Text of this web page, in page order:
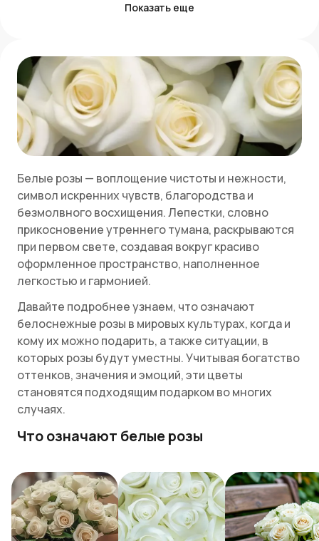
Показать еще
Белые розы — воплощение чистоты и нежности,
символ искренних чувств, благородства и
безмолвного восхищения. Лепестки, словно
прикосновение утреннего тумана, раскрываются
при первом свете, создавая вокруг красиво
оформленное пространство, наполненное
легкостью и гармонией.
Давайте подробнее узнаем, что означают
белоснежные розы в мировых культурах, когда и
кому их можно подарить, а также ситуации, в
которых розы будут уместны. Учитывая богатство
оттенков, значения и эмоций, эти цветы
становятся подходящим подарком во многих
случаях.
Что означают белые розы
символ невинности и чистоты. В христианской
традиции цветы белого цвета часто
ассоциируются с Девой Марией, которая
символизирует чистоту и материнство. Многие